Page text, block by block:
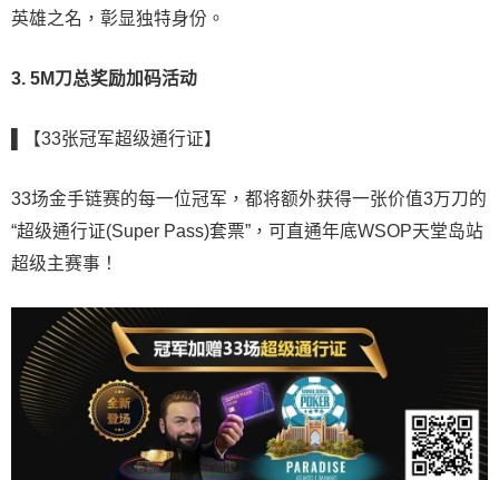
英雄之名，彰显独特身份。
3. 5M刀总奖励加码活动
▌【33张冠军超级通行证】
33场金手链赛的每一位冠军，都将额外获得一张价值3万刀的
“超级通行证(Super Pass)套票”，可直通年底WSOP天堂岛站
超级主赛事！